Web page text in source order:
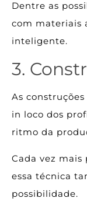
Dentre as
com materiais
inteligente.
3.
As
in loco dos
ritmo da
Cada vez
essa técnica
possibilidade.